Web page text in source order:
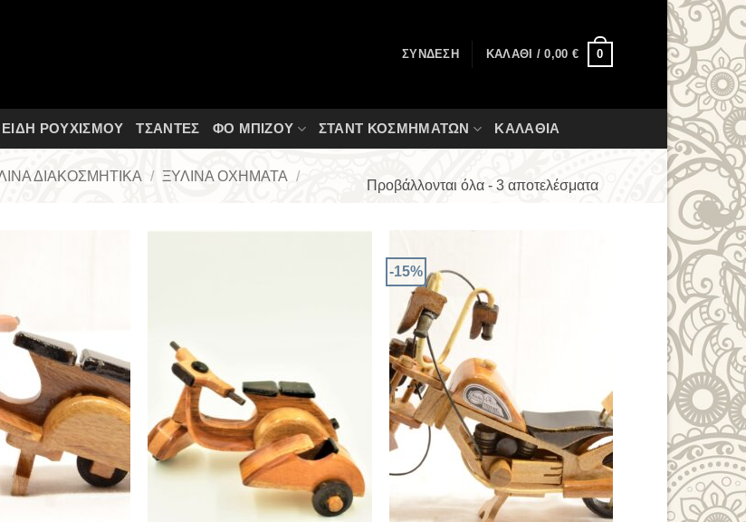
ΣΎΝΔΕΣΗ ΚΑΛΆΘΙ /0,00 € 0
ΕΙΔΗ ΡΟΥΧΙΣΜΟΥ ΤΣΆΝΤΕΣ ΦΟ ΜΠΙΖΟΎ ΣΤΑΝΤ ΚΟΣΜΗΜΆΤΩΝ ΚΑΛΆΘΙΑ
ΔΙΑΚΟΣΜΗΤΙΚΆ / ΞΎΛΙΝΑ ΟΧΉΜΑΤΑ /
Προβάλλονται όλα - 3 αποτελέσματα
-15%